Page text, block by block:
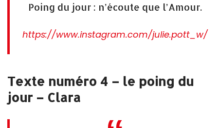
Poing du jour : n’écoute que l’Amour.
https://www.instagram.com/julie.pott_w/
Texte numéro 4 – le poing du
jour – Clara